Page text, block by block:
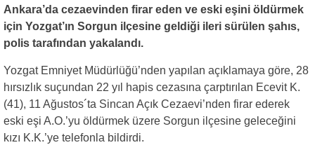
Ankara’da cezaevinden firar eden ve eski eşini öldürmek
için Yozgat’ın Sorgun ilçesine geldiği ileri sürülen şahıs,
polis tarafından yakalandı.
Yozgat Emniyet Müdürlüğü’nden yapılan açıklamaya göre, 28
hırsızlık suçundan 22 yıl hapis cezasına çarptırılan Ecevit K.
(41), 11 Ağustos´ta Sincan Açık Cezaevi’nden firar ederek
eski eşi A.O.’yu öldürmek üzere Sorgun ilçesine geleceğini
kızı K.K.’ye telefonla bildirdi.